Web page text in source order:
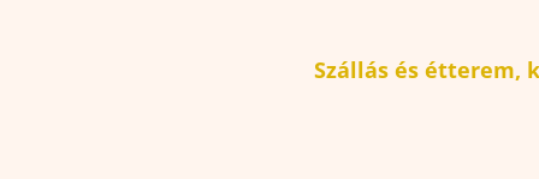
Szállás és étterem,